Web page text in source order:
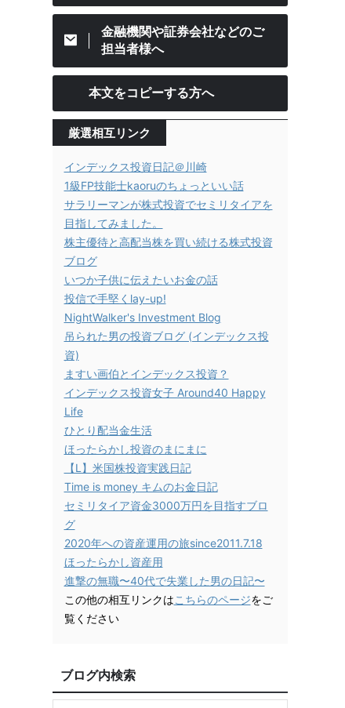
金融機関や証券会社などのご
担当者様へ
本文をコピーする方へ
厳選相互リンク
インデックス投資日記＠川崎
1級FP技能士kaoruのちょっといい話
サラリーマンが株式投資でセミリタイアを
目指してみました。
株主優待と高配当株を買い続ける株式投資
ブログ
いつか子供に伝えたいお金の話
投信で手堅くlay-up!
NightWalker's Investment Blog
吊られた男の投資ブログ (インデックス投
資)
ますい画伯とインデックス投資？
インデックス投資女子 Around40 Happy
Life
ひとり配当金生活
ほったらかし投資のまにまに
【L】米国株投資実践日記
Time is money キムのお金日記
セミリタイア資金3000万円を目指すブロ
グ
2020年への資産運用の旅since2011.7.18
ほったらかし資産用
進撃の無職〜40代で失業した男の日記〜
この他の相互リンクはこちらのページをご
覧ください
ブログ内検索